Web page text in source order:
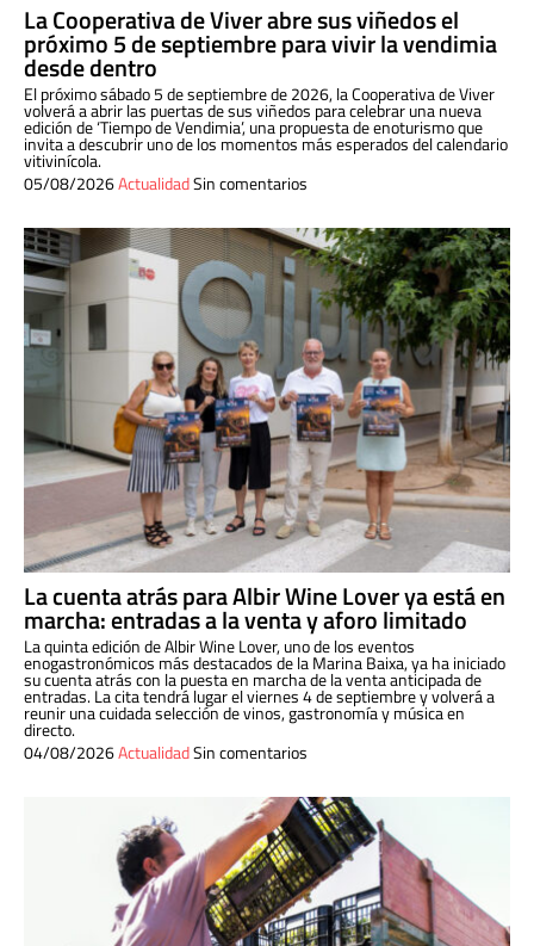
La Cooperativa de Viver abre sus viñedos el
próximo 5 de septiembre para vivir la vendimia
desde dentro
El próximo sábado 5 de septiembre de 2026, la Cooperativa de Viver
volverá a abrir las puertas de sus viñedos para celebrar una nueva
edición de ‘Tiempo de Vendimia’, una propuesta de enoturismo que
invita a descubrir uno de los momentos más esperados del calendario
vitivinícola.
05/08/2026ActualidadSin comentarios
La cuenta atrás para Albir Wine Lover ya está en
marcha: entradas a la venta y aforo limitado
La quinta edición de Albir Wine Lover, uno de los eventos
enogastronómicos más destacados de la Marina Baixa, ya ha iniciado
su cuenta atrás con la puesta en marcha de la venta anticipada de
entradas. La cita tendrá lugar el viernes 4 de septiembre y volverá a
reunir una cuidada selección de vinos, gastronomía y música en
directo.
04/08/2026ActualidadSin comentarios